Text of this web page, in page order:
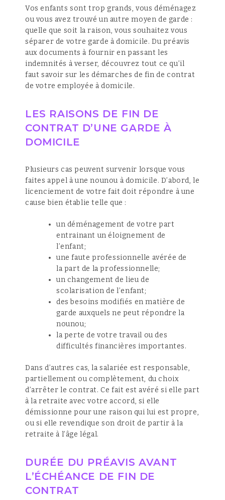
Vos enfants sont trop grands, vous déménagez
ou vous avez trouvé un autre moyen de garde :
quelle que soit la raison, vous souhaitez vous
séparer de votre garde à domicile. Du préavis
aux documents à fournir en passant les
indemnités à verser, découvrez tout ce qu’il
faut savoir sur les démarches de fin de contrat
de votre employée à domicile.
LES RAISONS DE FIN DE
CONTRAT D’UNE GARDE À
DOMICILE
Plusieurs cas peuvent survenir lorsque vous
faites appel à une nounou à domicile. D’abord, le
licenciement de votre fait doit répondre à une
cause bien établie telle que :
un déménagement de votre part
entrainant un éloignement de
l’enfant;
une faute professionnelle avérée de
la part de la professionnelle;
un changement de lieu de
scolarisation de l’enfant;
des besoins modifiés en matière de
garde auxquels ne peut répondre la
nounou;
la perte de votre travail ou des
difficultés financières importantes.
Dans d’autres cas, la salariée est responsable,
partiellement ou complètement, du choix
d’arrêter le contrat. Ce fait est avéré si elle part
à la retraite avec votre accord, si elle
démissionne pour une raison qui lui est propre,
ou si elle revendique son droit de partir à la
retraite à l’âge légal.
DURÉE DU PRÉAVIS AVANT
L’ÉCHÉANCE DE FIN DE
CONTRAT